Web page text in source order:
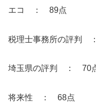
エコ ： 89点
税理士事務所の評判
埼玉県の評判 ： 70
将来性 ： 68点